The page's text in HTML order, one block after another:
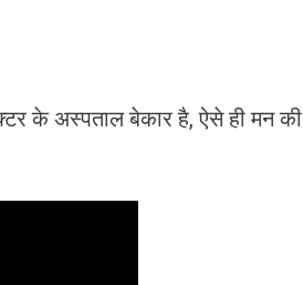
के अस्पताल बेकार है, ऐसे ही मन की